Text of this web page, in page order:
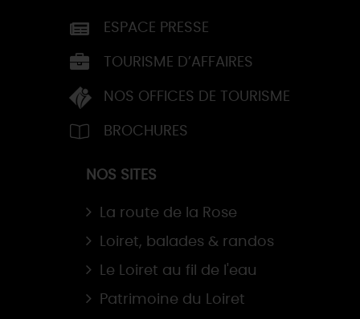
ESPACE PRESSE
TOURISME D’AFFAIRES
NOS OFFICES DE TOURISME
BROCHURES
NOS SITES
La route de la Rose
Loiret, balades & randos
Le Loiret au fil de l'eau
Patrimoine du Loiret